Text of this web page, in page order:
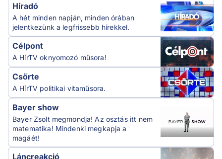
Híradó
A hét minden napján, minden órában
jelentkezünk a legfrissebb hírekkel.
Célpont
A HírTV oknyomozó műsora!
Csörte
A HírTV politikai vitaműsora.
Bayer show
Bayer Zsolt megmondja! Az osztás itt nem
matematika! Mindenki megkapja a
magáét!
Láncreakció